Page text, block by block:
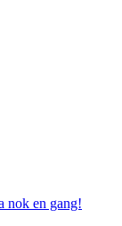
nok en gang!